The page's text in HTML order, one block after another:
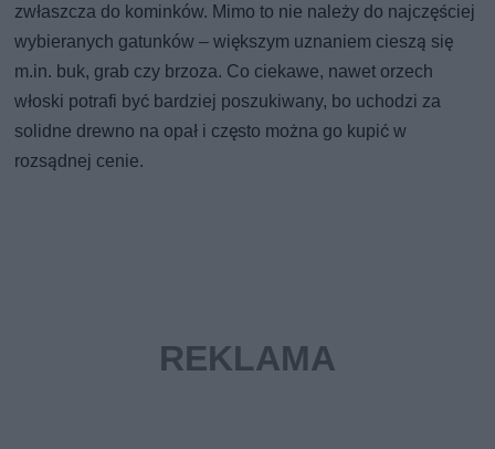
zwłaszcza do kominków. Mimo to nie należy do najczęściej
wybieranych gatunków – większym uznaniem cieszą się
m.in. buk, grab czy brzoza. Co ciekawe, nawet orzech
włoski potrafi być bardziej poszukiwany, bo uchodzi za
solidne drewno na opał i często można go kupić w
rozsądnej cenie.